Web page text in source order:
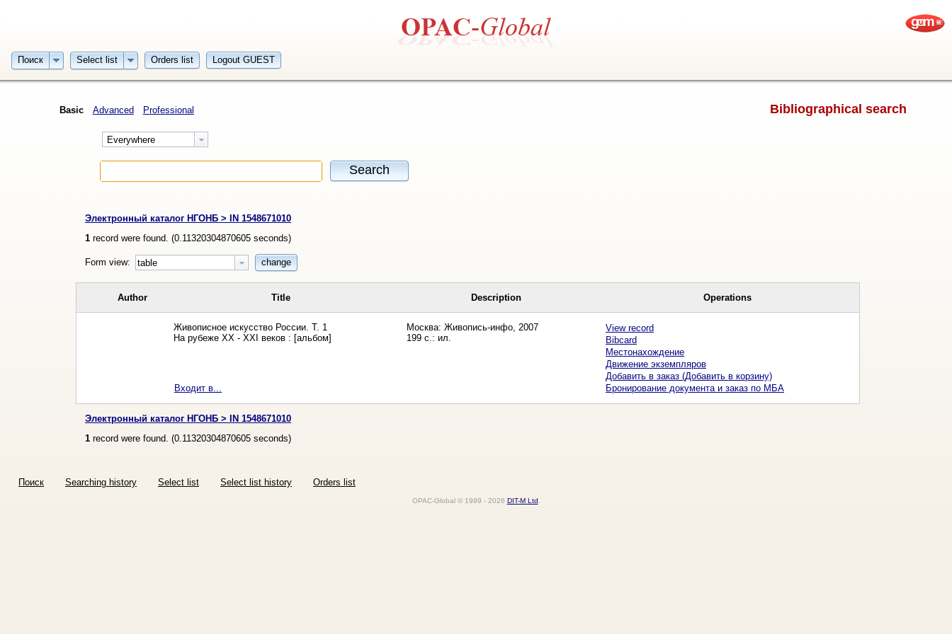
Поиск Select list Orders list Logout GUEST
Bibliographical search
Basic Advanced Professional
Everywhere
Search
Электронный каталог НГОНБ > IN 1548671010
1record were found. (0.11320304870605seconds)
Form view: table change
Author Title Description Operations
Живописное искусство России. Т. 1
На рубеже XX - XXI веков : [альбом]
Москва: Живопись-инфо, 2007
199 с.: ил.
View record
Bibcard
Местонахождение
Движение экземпляров
Добавить в заказ (Добавить в корзину)
Бронирование документа и заказ по МБА
Входит в...
Электронный каталог НГОНБ > IN 1548671010
1record were found. (0.11320304870605seconds)
Поиск Searching history Select list Select list history Orders list
OPAC-Global © 1999 - 2026 DIT-M Ltd